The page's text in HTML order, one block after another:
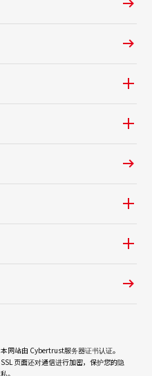
本网站由 Cybertrust服务器证书认证。
SSL 页面还对通信进行加密，保护您的隐
私。